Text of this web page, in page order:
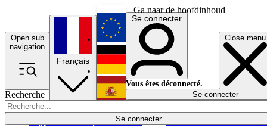
Ga naar de hoofdinhoud
Open sub
navigation
Close menu
Recherche
Se connecter
Économie
Français
English
Deutsch
Español
Se connecter
Vous êtes déconnecté.
Se connecter